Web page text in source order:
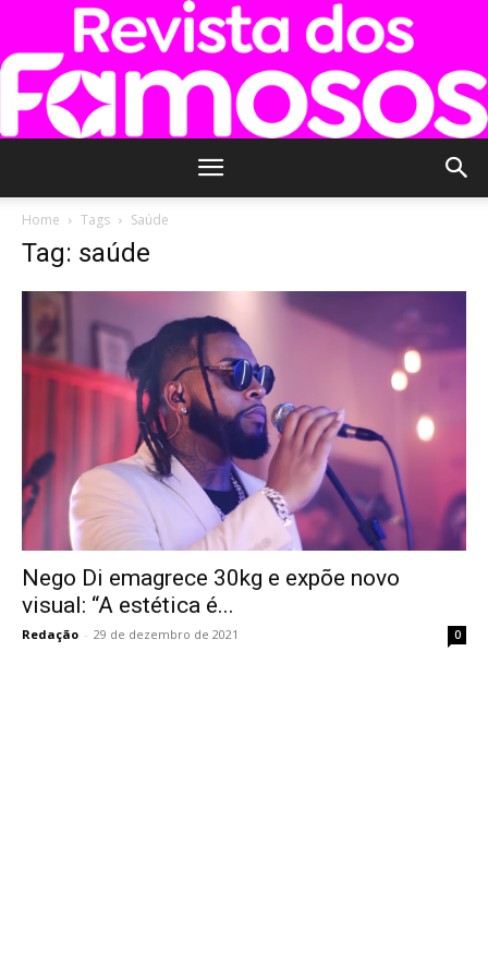
Famosos
Home Tags Saúde
Tag: saúde
Nego Di emagrece 30kg e expõe novo
visual: “A estética é...
Redação - 29 de dezembro de 2021 0